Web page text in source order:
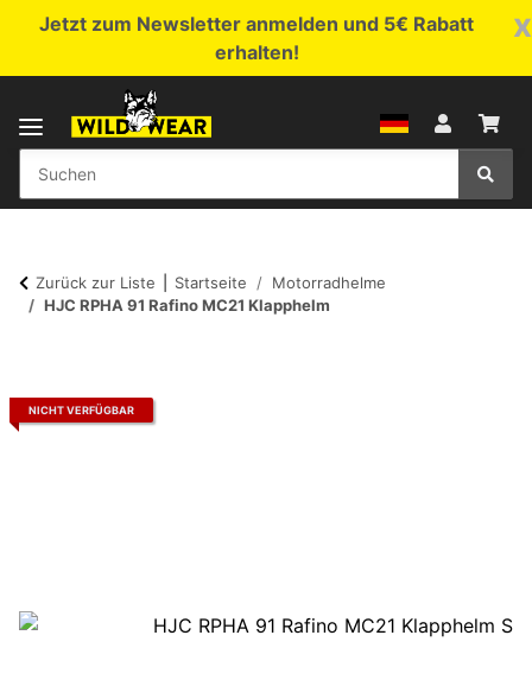
x
Jetzt zum Newsletter anmelden und 5€ Rabatt
erhalten!
Zurück zur Liste Startseite
Motorradhelme
HJC RPHA 91 Rafino MC21 Klapphelm
NICHT VERFÜGBAR